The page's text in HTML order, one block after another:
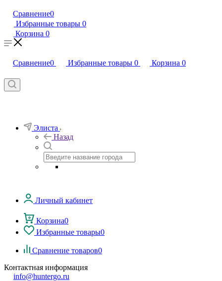
Сравнение0
Избранные товары 0
Корзина 0
Сравнение0 Избранные товары 0 Корзина 0
Элиста
Назад
Личный кабинет
Корзина0
Избранные товары0
Сравнение товаров0
Контактная информация
info@huntergo.ru